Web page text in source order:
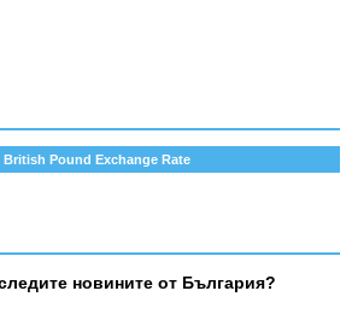
British Pound Exchange Rate
новините от България?